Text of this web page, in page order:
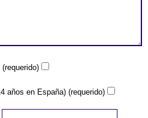
(requerido)
años en España) (requerido)